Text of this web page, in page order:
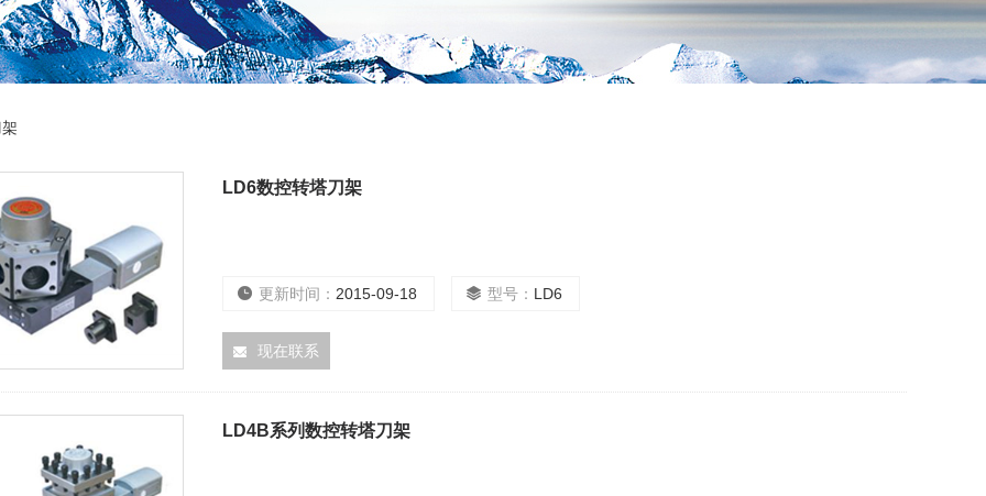
LD6数控转塔刀架
更新时间： 2015-09-18 型号： LD6
现在联系
LD4B系列数控转塔刀架